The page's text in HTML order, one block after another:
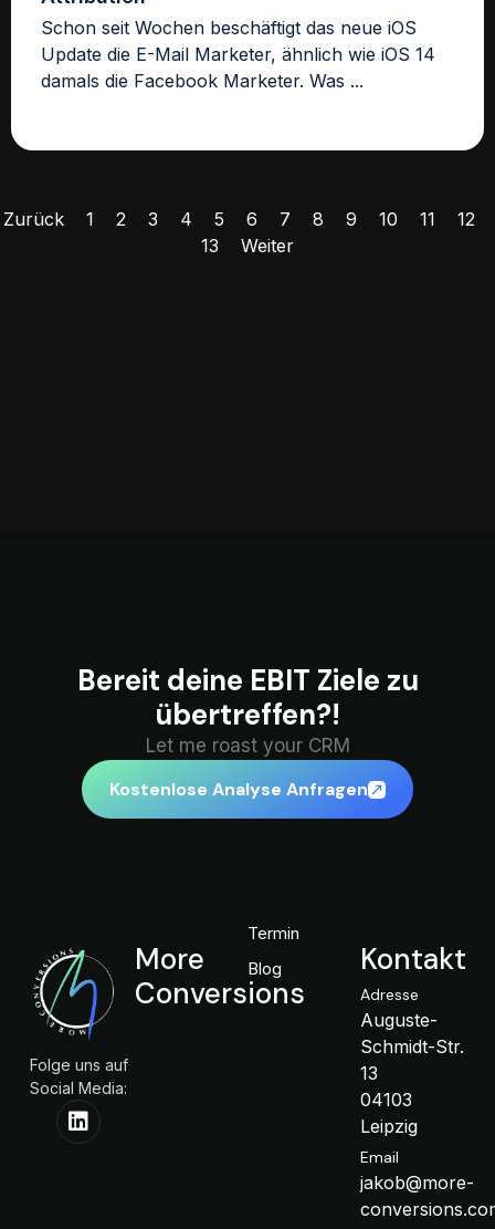
Schon seit Wochen beschäftigt das neue iOS
Update die E-Mail Marketer, ähnlich wie iOS 14
damals die Facebook Marketer. Was ...
Zurück 1 2 3 4 5 6 7 8 9 10 11
12
13
Weiter
Bereit deine EBIT Ziele zu
übertreffen?!
Let me roast your CRM
Kostenlose Analyse Anfragen
Kontakt
Adresse
Auguste-
Schmidt-Str.
13
04103
Leipzig
Email
jakob@more-
Termin
Blog
More
Conversions
Folge uns auf
Social Media: